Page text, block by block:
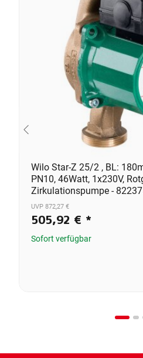
Wilo Star-Z 25/2 , BL:
PN10, 46Watt, 1x230V,
Zirkulationspumpe -
UVP 872,27 €
505,92 € *
Sofort verfügbar